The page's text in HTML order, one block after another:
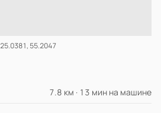
25.0381, 55.2047
7.8 км · 13 мин на машине